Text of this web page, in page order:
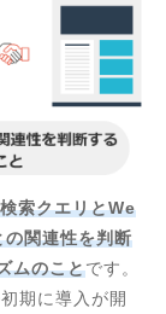
検索クエリとWe
関連性を判断
ムのことです。
期に導入が開